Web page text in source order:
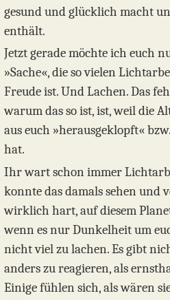
gesund und glücklich macht
enthält.
Jetzt gerade möchte ich euch
»Sache«, die so vielen
Freude ist. Und Lachen. Das
warum das so ist, ist, weil die
aus euch »herausgeklopft«
hat.
Ihr wart schon immer
konnte das damals sehen und
wirklich hart, auf diesem
wenn es nur Dunkelheit um
nicht viel zu lachen. Es gibt
anders zu reagieren, als
Einige fühlen sich, als wären